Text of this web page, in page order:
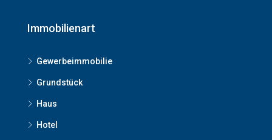
Immobilienart
Gewerbeimmobilie
Grundstück
Haus
Hotel